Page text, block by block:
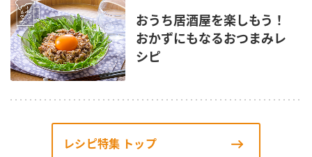
おうち居酒屋を楽しもう！
おかずにもなるおつまみレ
シピ
レシピ特集 トップ